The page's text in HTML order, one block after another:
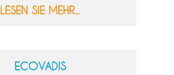
LESEN SIE MEHR...
ECOVADIS